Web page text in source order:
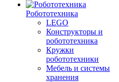
Робототехника
LEGO
Конструкторы и
робототехника
Кружки
робототехники
Мебель и системы
хранения